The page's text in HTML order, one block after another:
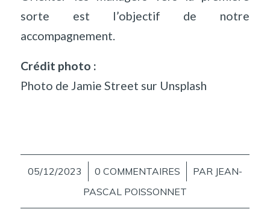
sorte est l’objectif de notre
accompagnement.
Crédit photo :
Photo de Jamie Street sur Unsplash
05/12/2023
/ 0 COMMENTAIRES
/ PAR JEAN-
PASCAL POISSONNET